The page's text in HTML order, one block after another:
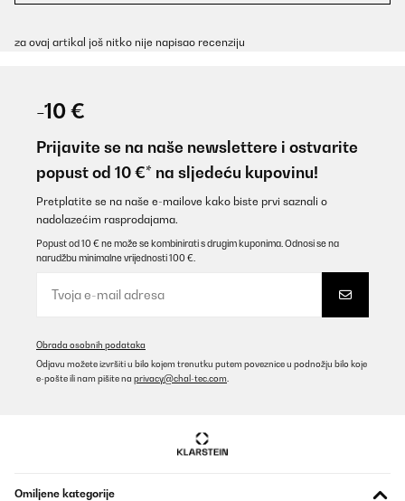
za ovaj artikal još nitko nije napisao recenziju
-10 €
Prijavite se na naše newslettere i ostvarite
popust od 10 €* na sljedeću kupovinu!
Pretplatite se na naše e-mailove kako biste prvi saznali o
nadolazećim rasprodajama.
Popust od 10 € ne može se kombinirati s drugim kuponima. Odnosi se na
narudžbu minimalne vrijednosti 100 €.
Obrada osobnih podataka
Odjavu možete izvršiti u bilo kojem trenutku putem poveznice u podnožju bilo koje
e-pošte ili nam pišite na privacy@chal-tec.com
Omiljene kategorije